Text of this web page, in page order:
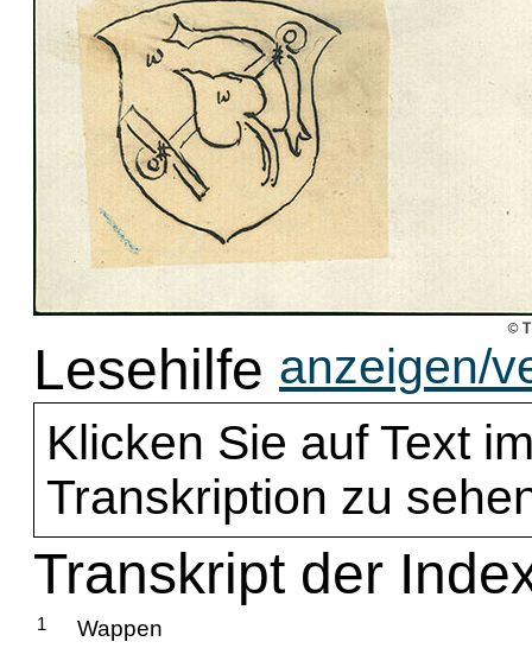
Lesehilfe anzeigen/
Klicken Sie auf Text
Transkription zu
Transkript der
1 Wappen